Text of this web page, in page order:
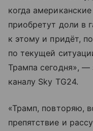
когда
приобретут доли в
к этому и придёт,
по текущей
Трампа сегодня», —
каналу Sky TG24.
«Трамп, повторяю,
препятствие и